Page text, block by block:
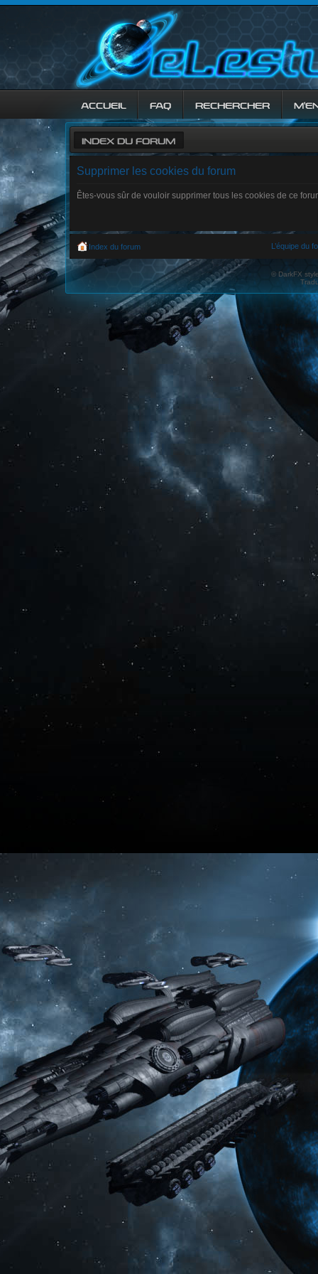
ACCUEIL FAQ RECHERCHER
INDEX DU FORUM
Supprimer les cookies du forum
Êtes-vous sûr de vouloir supprimer tous les cookies de ce
Index du forum L’équipe du
© DarkFX